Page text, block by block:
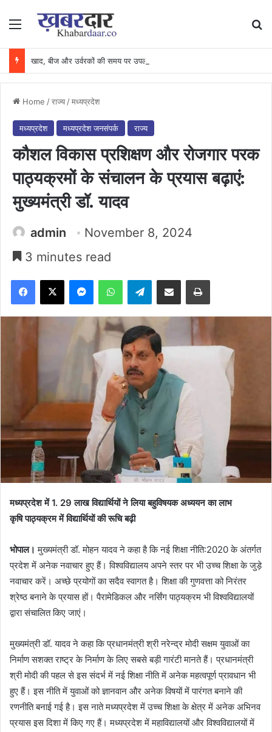
Menu
Home /राज्य /मध्यप्रदेश
मध्यप्रदेश मध्यप्रदेश जनसंपर्क राज्य
कौशल विकास प्रशिक्षण और रोजगार परक
पाठ्यक्रमों के संचालन के प्रयास बढ़ाएं:
मुख्यमंत्री डॉ. यादव
admin
November 8, 2024
3 minutes read
Facebook
X MessengerWhatsAppTelegramShare via Email Print
मध्यप्रदेश में 1. 29 लाख विद्यार्थियों ने लिया बहुविषयक अध्ययन का लाभ
कृषि पाठ्यक्रम में विद्यार्थियों की रूचि बढ़ी
भोपाल। मुख्यमंत्री डॉ. मोहन यादव ने कहा है कि नई शिक्षा नीति:2020 के अंतर्गत
प्रदेश में अनेक नवाचार हुए हैं। विश्वविद्यालय अपने स्तर पर भी उच्च शिक्षा के जुड़े
नवाचार करें। अच्छे प्रयोगों का सदैव स्वागत है। शिक्षा की गुणवत्ता को निरंतर
श्रेष्ठ बनाने के प्रयास हों। पैरामेडिकल और नर्सिंग पाठ्यक्रम भी विश्वविद्यालयों
द्वारा संचालित किए जाएं।
मुख्यमंत्री डॉ. यादव ने कहा कि प्रधानमंत्री श्री नरेन्द्र मोदी सक्षम युवाओं का
निर्माण सशक्त राष्ट्र के निर्माण के लिए सबसे बड़ी गारंटी मानते हैं। प्रधानमंत्री
श्री मोदी की पहल से इस संदर्भ में नई शिक्षा नीति में अनेक महत्वपूर्ण प्रावधान भी
हुए हैं। इस नीति में युवाओं को ज्ञानवान और अनेक विषयों में पारंगत बनाने की
रणनीति बनाई गई है। इस नाते मध्यप्रदेश में उच्च शिक्षा के क्षेत्र में अनेक अभिनव
प्रयास इस दिशा में किए गए हैं। मध्यप्रदेश में महाविद्यालयों और विश्वविद्यालयों में